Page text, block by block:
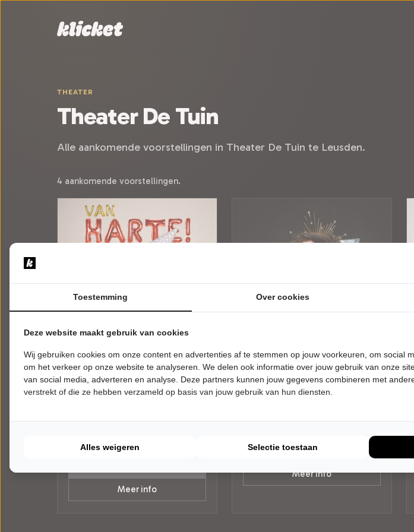
THEATER
Theater De Tuin
Alle aankomende voorstellingen in Theater De Tuin te Leusden.
4 aankomende voorstellingen.
VRIJDAG 18 SEPTEMBER 2026 • 20:00
Iris Rulkens
Van Harte
Theater De Tuin
Try-out
Meer info
VRIJDAG 25 SEPTEMBER 2026 • 20:00
Berit Companjen
Zei ik dat hardop?
Theater De Tuin
Tickets
Meer info
Toestemming Over cookies
Deze website maakt gebruik van cookies
Wij gebruiken cookies om onze content en advertenties af te stemmen op jouw voorkeuren, om social
om het verkeer op onze website te analyseren. We delen ook informatie over jouw gebruik van onze
van social media, adverteren en analyse. Deze partners kunnen jouw gegevens combineren met
verstrekt of die ze hebben verzameld op basis van jouw gebruik van hun diensten.
Alles weigeren Selectie toestaan